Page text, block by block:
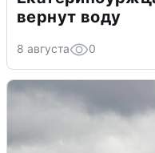
вернут воду
8 августа 0